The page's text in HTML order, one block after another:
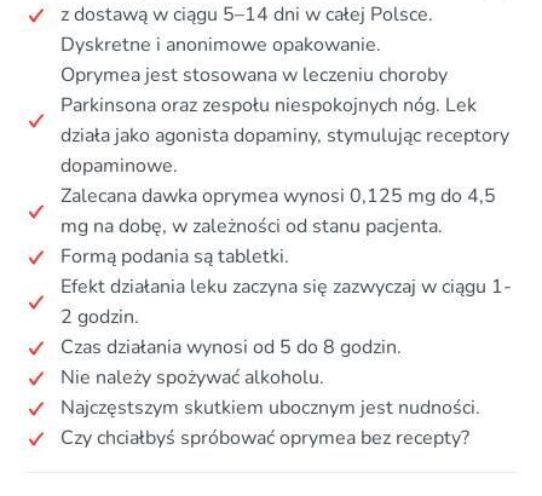
z dostawą w ciągu 5–14 dni w całej Polsce.
Dyskretne i anonimowe opakowanie.
Oprymea jest stosowana w leczeniu choroby
Parkinsona oraz zespołu niespokojnych nóg. Lek
działa jako agonista dopaminy, stymulując receptory
dopaminowe.
Zalecana dawka oprymea wynosi 0,125 mg do 4,5
mg na dobę, w zależności od stanu pacjenta.
Formą podania są tabletki.
Efekt działania leku zaczyna się zazwyczaj w ciągu 1-
2 godzin.
Czas działania wynosi od 5 do 8 godzin.
Nie należy spożywać alkoholu.
Najczęstszym skutkiem ubocznym jest nudności.
Czy chciałbyś spróbować oprymea bez recepty?